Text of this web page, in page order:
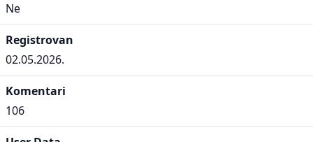
Ne
Registrovan
02.05.2026.
Komentari
106